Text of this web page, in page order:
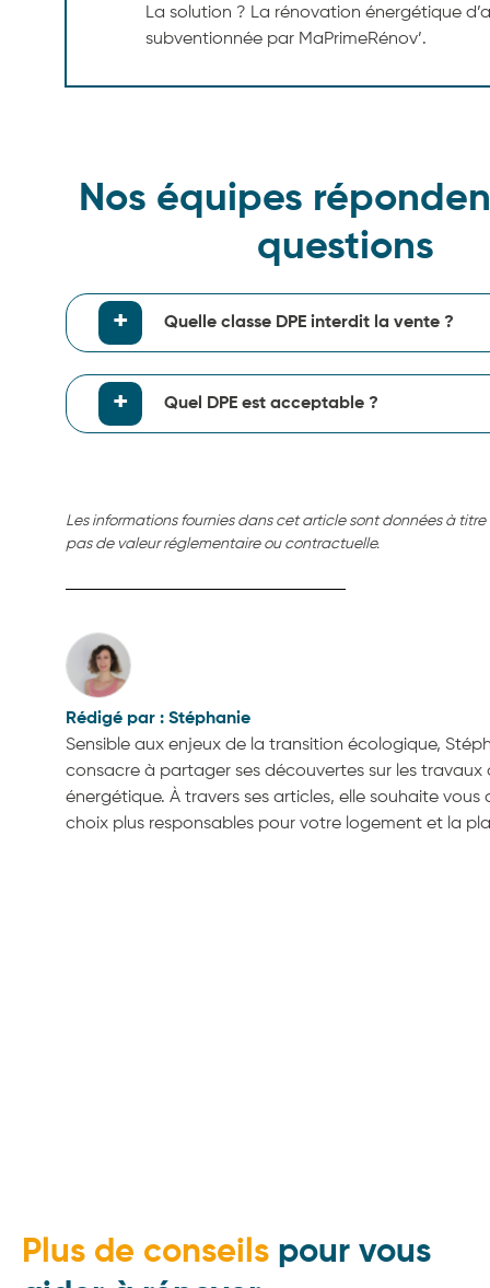
La solution ? La rénovation énergétique
subventionnée par MaPrimeRénov’.
Nos équipes
questions
Quelle classe DPE interdit la vente ?
Quel DPE est acceptable ?
Les informations fournies dans cet article sont données à titre
pas de valeur réglementaire ou contractuelle.
Stéphanie
Sensible aux enjeux de la transition écologique,
consacre à partager ses découvertes sur les travaux
énergétique. À travers ses articles, elle souhaite vous
choix plus responsables pour votre logement et la
Plus de conseils pour vous